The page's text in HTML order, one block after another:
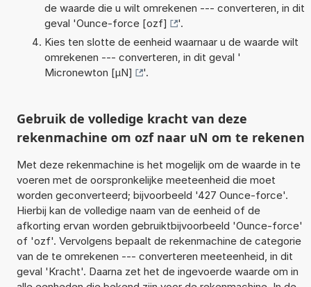
de waarde die u wilt omrekenen --- converteren, in dit
geval 'Ounce-force [ozf]
'.
Kies ten slotte de eenheid waarnaar u de waarde wilt
omrekenen --- converteren, in dit geval '
Micronewton [µN]
'.
Gebruik de volledige kracht van deze
rekenmachine om ozf naar uN om te rekenen
Met deze rekenmachine is het mogelijk om de waarde in te
voeren met de oorspronkelijke meeteenheid die moet
worden geconverteerd; bijvoorbeeld '427 Ounce-force'.
Hierbij kan de volledige naam van de eenheid of de
afkorting ervan worden gebruiktbijvoorbeeld 'Ounce-force'
of 'ozf'. Vervolgens bepaalt de rekenmachine de categorie
van de te omrekenen --- converteren meeteenheid, in dit
geval 'Kracht'. Daarna zet het de ingevoerde waarde om in